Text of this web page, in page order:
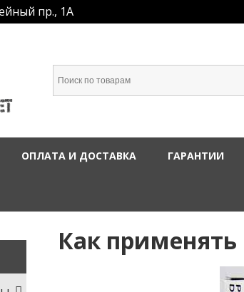
пр., 1А
ОПЛАТА И ДОСТАВКА ГАРАНТИИ
Как